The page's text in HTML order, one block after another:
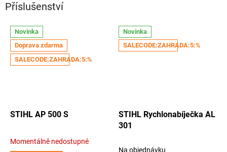
Příslušenství
Novinka
Doprava zdarma
SALECODE:ZAHRADA:5:%
STIHL AP 500 S
Průměrné
Momentálně nedostupné
Novinka
SALECODE:ZAHRADA:5:%
STIHL Rychlonabíječka AL
301
Na objednávku